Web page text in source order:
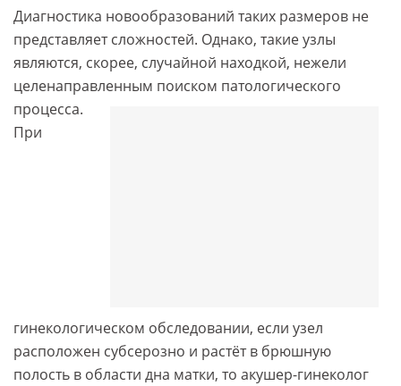
Диагностика новообразований таких размеров не
представляет сложностей. Однако, такие узлы
являются, скорее, случайной находкой, нежели
целенаправленным поиском патологического
процесса.
При
гинекологическом обследовании, если узел
расположен субсерозно и растёт в брюшную
полость в области дна матки, то акушер-гинеколог